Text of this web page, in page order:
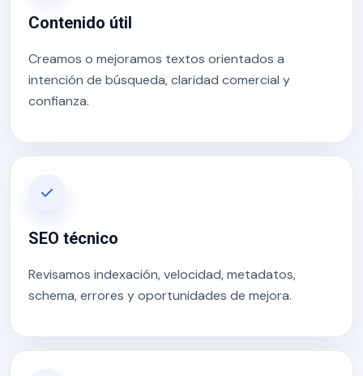
Contenido útil
Creamos o mejoramos textos orientados a
intención de búsqueda, claridad comercial y
confianza.
SEO técnico
Revisamos indexación, velocidad, metadatos,
schema, errores y oportunidades de mejora.